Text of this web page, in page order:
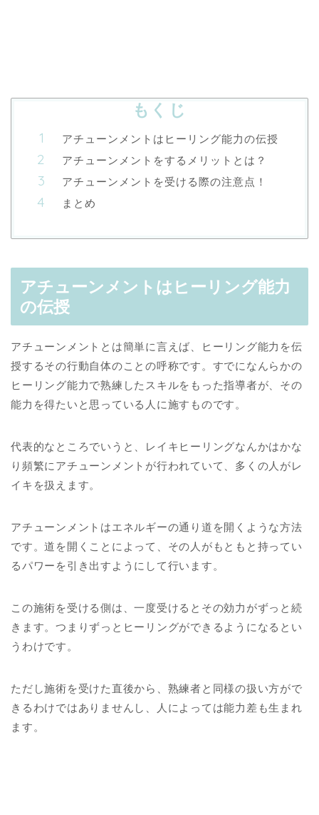
もくじ
アチューンメントはヒーリング能力の伝授
アチューンメントをするメリットとは？
アチューンメントを受ける際の注意点！
まとめ
アチューンメントはヒーリング能力
の伝授
アチューンメントとは簡単に言えば、ヒーリング能力を伝
授するその行動自体のことの呼称です。すでになんらかの
ヒーリング能力で熟練したスキルをもった指導者が、その
能力を得たいと思っている人に施すものです。
代表的なところでいうと、レイキヒーリングなんかはかな
り頻繁にアチューンメントが行われていて、多くの人がレ
イキを扱えます。
アチューンメントはエネルギーの通り道を開くような方法
です。道を開くことによって、その人がもともと持ってい
るパワーを引き出すようにして行います。
この施術を受ける側は、一度受けるとその効力がずっと続
きます。つまりずっとヒーリングができるようになるとい
うわけです。
ただし施術を受けた直後から、熟練者と同様の扱い方がで
きるわけではありませんし、人によっては能力差も生まれ
ます。